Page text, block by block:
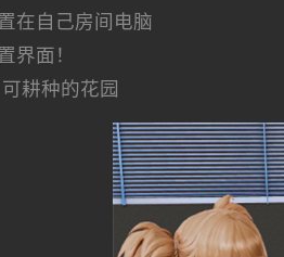
在自己房间电脑
界面！
耕种的花园